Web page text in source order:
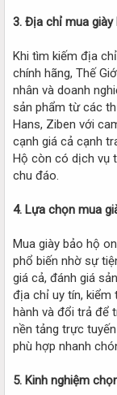
3. Địa chỉ mua giày
Khi tìm kiếm địa
chính hãng, Thế
nhân và doanh
sản phẩm từ các
Hans, Ziben với
cạnh giá cả cạnh
Hộ còn có dịch vụ
chu đáo.
4. Lựa chọn mua
Mua giày bảo hộ
phổ biến nhờ sự
giá cả, đánh giá
địa chỉ uy tín, kiểm
hành và đổi trả để
nền tảng trực
phù hợp nhanh
5. Kinh nghiệm